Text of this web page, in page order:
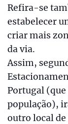
Refira-se
estabelecer
criar mais
da via.
Assim,
Portugal
população),
outro local